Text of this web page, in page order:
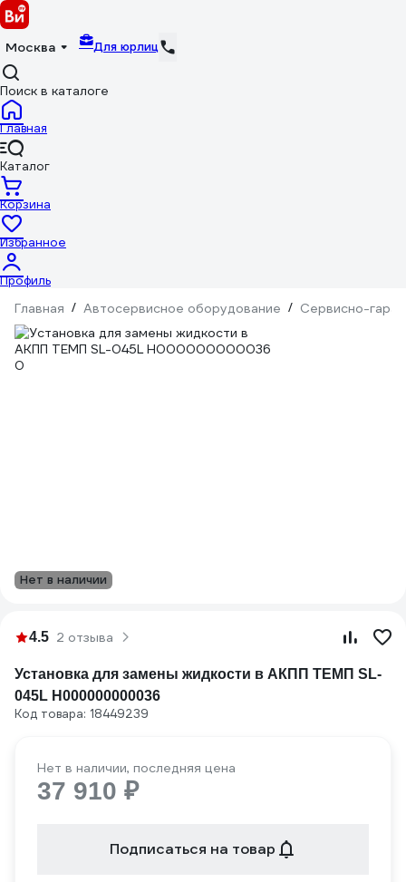
Москва Для юрлиц
Поиск в каталоге
Главная
Каталог
Корзина
Избранное
Профиль
Главная / Автосервисное оборудование / Сервисно-
Нет в наличии
4.5 2 отзыва
Установка для замены жидкости в АКПП ТЕМП SL-
045L Н000000000036
Код товара: 18449239
Нет в наличии, последняя цена
37 910 ₽
Подписаться на товар